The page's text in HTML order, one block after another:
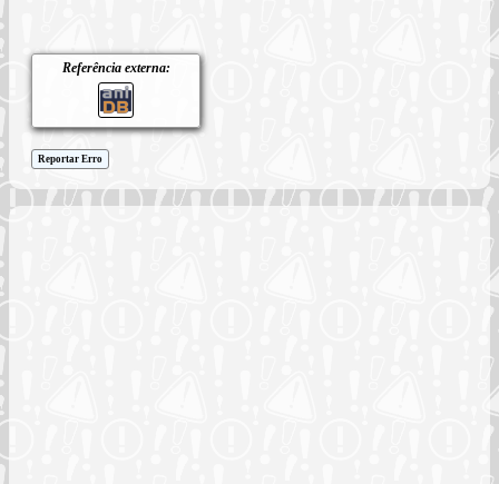
Referência externa:
Reportar Erro